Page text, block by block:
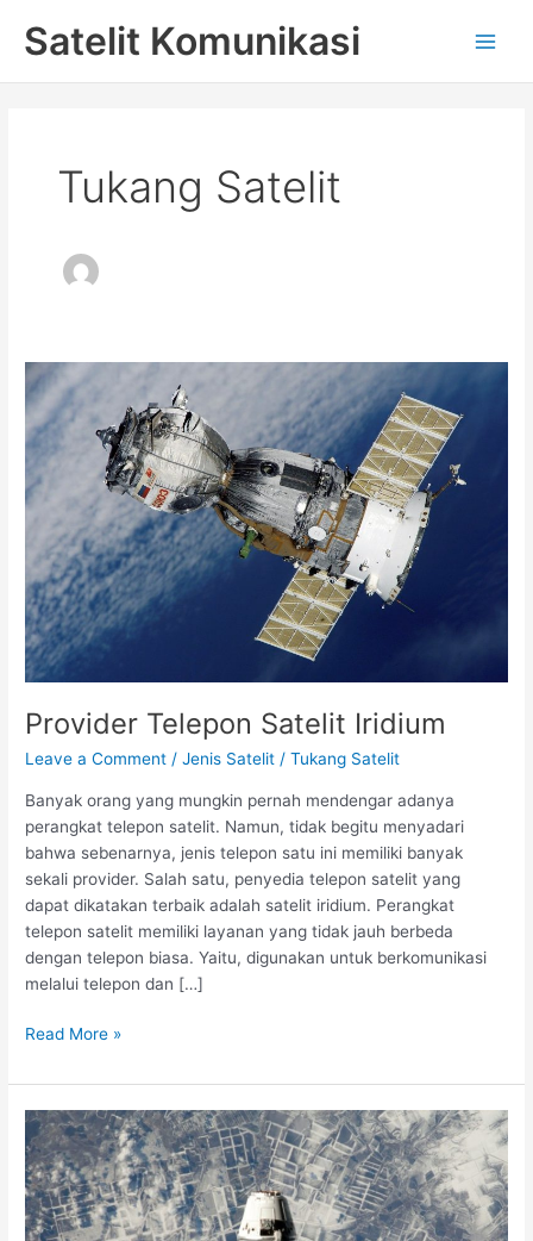
Satelit Komunikasi
Tukang Satelit
Provider Telepon Satelit Iridium
Leave a Comment /Jenis Satelit /Tukang Satelit
Banyak orang yang mungkin pernah mendengar adanya
perangkat telepon satelit. Namun, tidak begitu menyadari
bahwa sebenarnya, jenis telepon satu ini memiliki banyak
sekali provider. Salah satu, penyedia telepon satelit yang
dapat dikatakan terbaik adalah satelit iridium. Perangkat
telepon satelit memiliki layanan yang tidak jauh berbeda
dengan telepon biasa. Yaitu, digunakan untuk berkomunikasi
melalui telepon dan […]
Provider
Telepon
Satelit
Iridium
Read More »
Mengenal
Satelit
Ruang
Angkasa,
Baik